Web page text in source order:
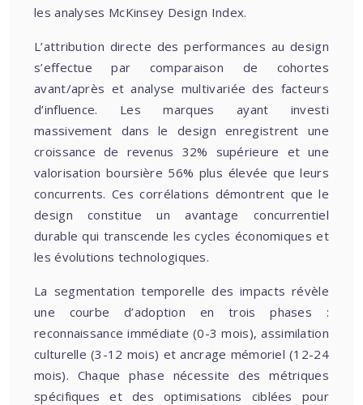
les analyses McKinsey Design Index.
L’attribution directe des performances au design
s’effectue par comparaison de cohortes
avant/après et analyse multivariée des facteurs
d’influence. Les marques ayant investi
massivement dans le design enregistrent une
croissance de revenus 32% supérieure et une
valorisation boursière 56% plus élevée que leurs
concurrents. Ces corrélations démontrent que le
design constitue un avantage concurrentiel
durable qui transcende les cycles économiques et
les évolutions technologiques.
La segmentation temporelle des impacts révèle
une courbe d’adoption en trois phases :
reconnaissance immédiate (0-3 mois), assimilation
culturelle (3-12 mois) et ancrage mémoriel (12-24
mois). Chaque phase nécessite des métriques
spécifiques et des optimisations ciblées pour